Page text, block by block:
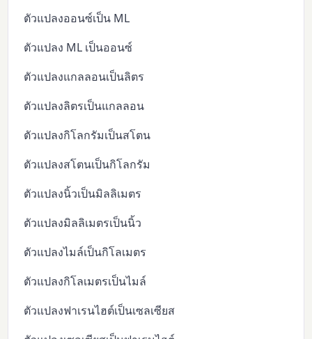
ตัวแปลงออนซ์เป็น ML
ตัวแปลง ML เป็นออนซ์
ตัวแปลงแกลลอนเป็นลิตร
ตัวแปลงลิตรเป็นแกลลอน
ตัวแปลงกิโลกรัมเป็นสโตน
ตัวแปลงสโตนเป็นกิโลกรัม
ตัวแปลงนิ้วเป็นมิลลิเมตร
ตัวแปลงมิลลิเมตรเป็นนิ้ว
ตัวแปลงไมล์เป็นกิโลเมตร
ตัวแปลงกิโลเมตรเป็นไมล์
ตัวแปลงฟาเรนไฮต์เป็นเซลเซียส